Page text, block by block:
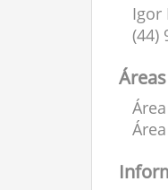
Igor
(44)
Áreas